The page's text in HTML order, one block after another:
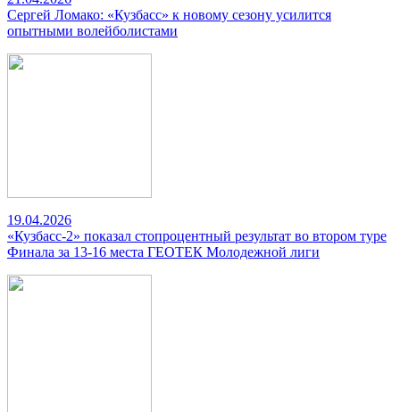
Сергей Ломако: «Кузбасс» к новому сезону усилится
опытными волейболистами
19.04.2026
«Кузбасс-2» показал стопроцентный результат во втором туре
Финала за 13-16 места ГЕОТЕК Молодежной лиги